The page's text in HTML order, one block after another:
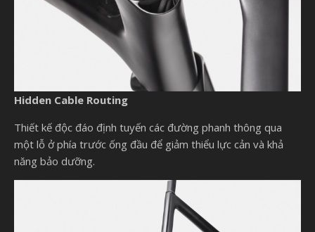
Hidden Cable Routing
Thiết kế độc đáo định tuyến các đường phanh thông qua
một lỗ ở phía trước ống đầu để giảm thiểu lực cản và khả
năng bảo dưỡng.